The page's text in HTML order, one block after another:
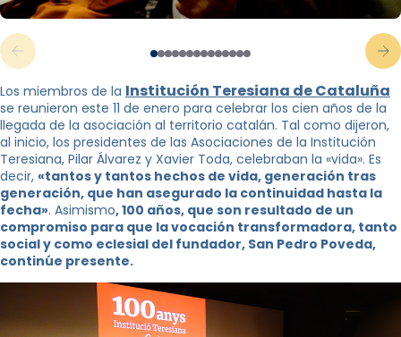
Los miembros de la Institución Teresiana de Cataluña
se reunieron este 11 de enero para celebrar los cien años de la
llegada de la asociación al territorio catalán. Tal como dijeron,
al inicio, los presidentes de las Asociaciones de la Institución
Teresiana, Pilar Álvarez y Xavier Toda, celebraban la «vida». Es
decir, «tantos y tantos hechos de vida, generación tras
generación, que han asegurado la continuidad hasta la
fecha». Asimismo, 100 años, que son resultado de un
compromiso para que la vocación transformadora, tanto
social y como eclesial del fundador, San Pedro Poveda,
continúe presente.